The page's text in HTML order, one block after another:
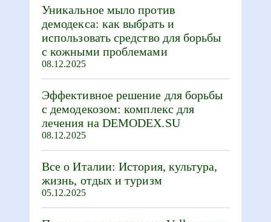
Уникальное мыло против
демодекса: как выбрать и
использовать средство для борьбы
с кожными проблемами
08.12.2025
Эффективное решение для борьбы
с демодекозом: комплекс для
лечения на DEMODEX.SU
08.12.2025
Все о Италии: История, культура,
жизнь, отдых и туризм
05.12.2025